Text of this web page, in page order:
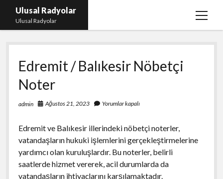
Ulusal Radyolar
Ulusal Radyolar
menüyü
Ana Başlık: Discord Instagram Botu
Instagram Beğeni Kazanma Ücretsiz
Liste
Sayfa Listesi
Edremit / Balıkesir Nöbetçi
Noter
admin Ağustos 21, 2023 Yorumlar kapalı
Edremit ve Balıkesir illerindeki nöbetçi noterler,
vatandaşların hukuki işlemlerini gerçekleştirmelerine
yardımcı olan kuruluşlardır. Bu noterler, belirli
saatlerde hizmet vererek, acil durumlarda da
vatandaşların ihtiyaçlarını karşılamaktadır.